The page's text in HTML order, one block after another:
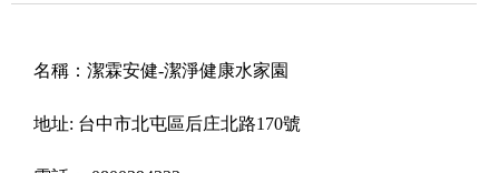
名稱： 潔霖安健-潔淨健康水家園
地址: 台中市北屯區后庄北路170號